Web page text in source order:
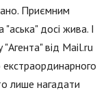
Приємним
досі жива. І
від Mail.ru
екстраординарного
лише нагадати